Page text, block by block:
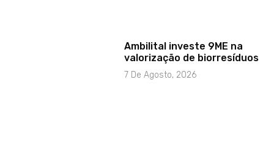
Ambilital investe 9ME na
valorização de biorresíduos
7 De Agosto, 2026